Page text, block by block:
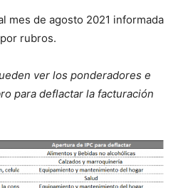
mes de agosto 2021 informada
rubros.
ver los ponderadores e
para deflactar la facturación